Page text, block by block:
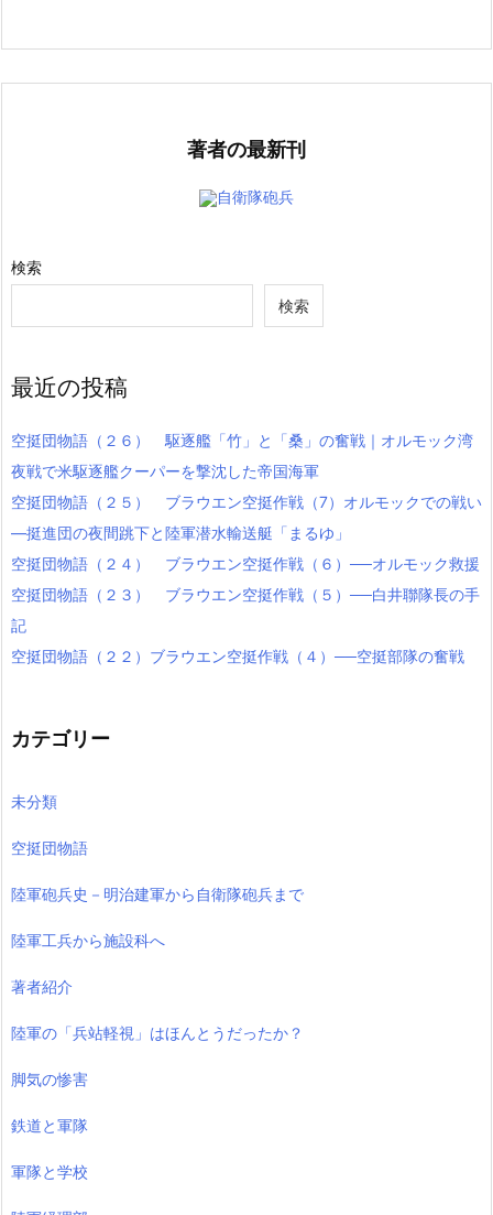
著者の最新刊
自衛隊砲兵
検索
検索
最近の投稿
空挺団物語（２６） 駆逐艦「竹」と「桑」の奮戦｜オルモック湾
夜戦で米駆逐艦クーパーを撃沈した帝国海軍
空挺団物語（２５） ブラウエン空挺作戦（7）オルモックでの戦い
―挺進団の夜間跳下と陸軍潜水輸送艇「まるゆ」
空挺団物語（２４） ブラウエン空挺作戦（６）──オルモック救援
空挺団物語（２３） ブラウエン空挺作戦（５）──白井聯隊長の手
記
空挺団物語（２２）ブラウエン空挺作戦（４）──空挺部隊の奮戦
カテゴリー
未分類
空挺団物語
陸軍砲兵史－明治建軍から自衛隊砲兵まで
陸軍工兵から施設科へ
著者紹介
陸軍の「兵站軽視」はほんとうだったか？
脚気の惨害
鉄道と軍隊
軍隊と学校